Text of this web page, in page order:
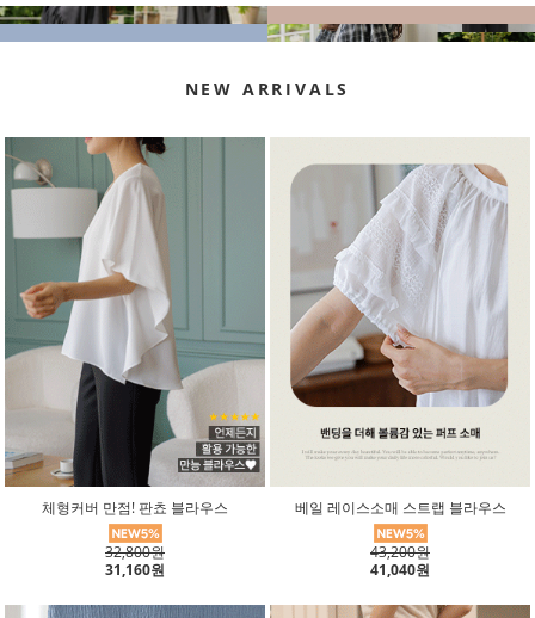
NEW ARRIVALS
체형커버 만점! 판쵸 블라우스
32,800원
31,160원
베일 레이스소매 스트랩 블라우스
43,200원
41,040원